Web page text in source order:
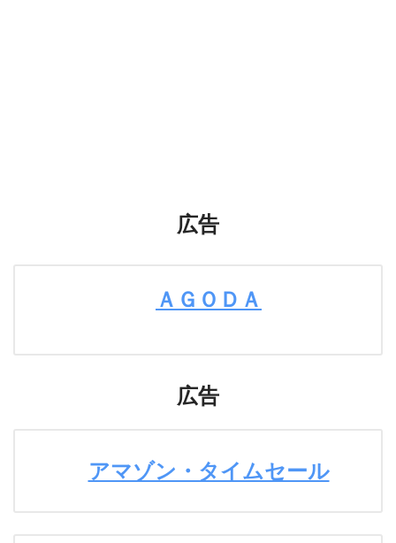
広告
ＡＧＯＤＡ
広告
アマゾン・タイムセール